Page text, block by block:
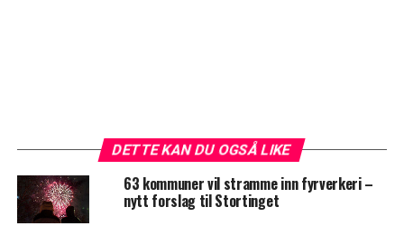
DETTE KAN DU OGSÅ LIKE
63 kommuner vil stramme inn fyrverkeri –
nytt forslag til Stortinget